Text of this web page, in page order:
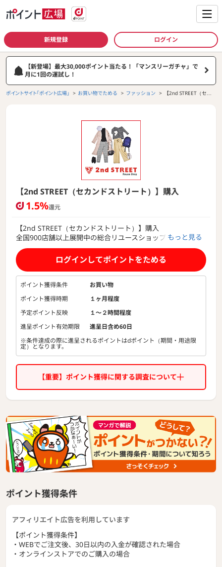
新規登録 ログイン
【新登場】最大30,000ポイント当たる！「マンスリーガチャ」で
月に1回の運試し！
ポイントサイト「ポイント広場」 お買い物でためる ファッション
【2nd STREET（セカ
【2nd STREET（セカンドストリート）】購入
1.5%還元
【2nd STREET（セカンドストリート）】購入
全国900店舗以上展開中の総合リユースショップです。
洋服（古着）・バッグを中心にハイブランド品、家具、家電
製品まで幅広く取扱しています。
もっと見る
ログインしてポイントをためる
ポイント獲得条件
お買い物
ポイント獲得時期
１ヶ月程度
予定ポイント反映
１〜２時間程度
進呈ポイント有効期限
進呈日含め60日
※条件達成の際に進呈されるポイントはdポイント（期間・用途限
定）となります。
【重要】ポイント獲得に関する調査について
ポイント獲得条件
アフィリエイト広告を利用しています
【ポイント獲得条件】
・WEBでご注文後、30日以内の入金が確認された場合
・オンラインストアでのご購入の場合